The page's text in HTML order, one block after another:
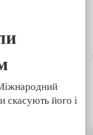
скасують його і